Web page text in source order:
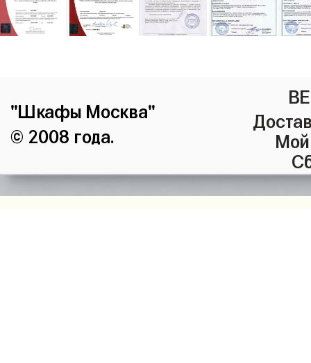
"Шкафы Москва"
© 2008 года.